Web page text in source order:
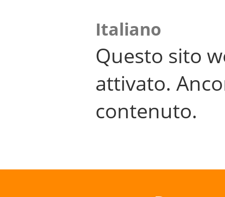
Italiano
Questo sito
attivato.
contenuto.